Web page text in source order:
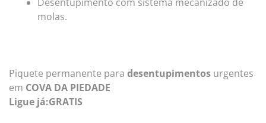
molas.
Piquete permanente para desentupimentos urgentes
em COVA DA PIEDADE
Ligue já:GRATIS